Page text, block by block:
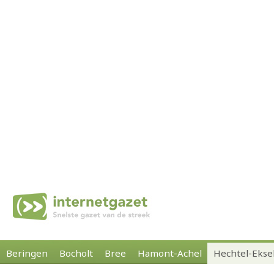
Beringen Bocholt Bree Hamont-Achel Hechtel-